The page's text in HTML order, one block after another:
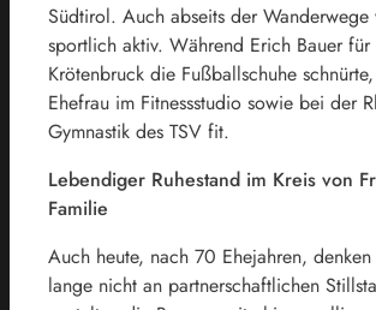
Südtirol. Auch abseits der Wanderwege
sportlich aktiv. Während Erich Bauer für
Krötenbruck die Fußballschuhe
Ehefrau im Fitnessstudio sowie bei der
Gymnastik des TSV fit.
Lebendiger Ruhestand im Kreis von
Familie
Auch heute, nach 70 Ehejahren,
lange nicht an partnerschaftlichen